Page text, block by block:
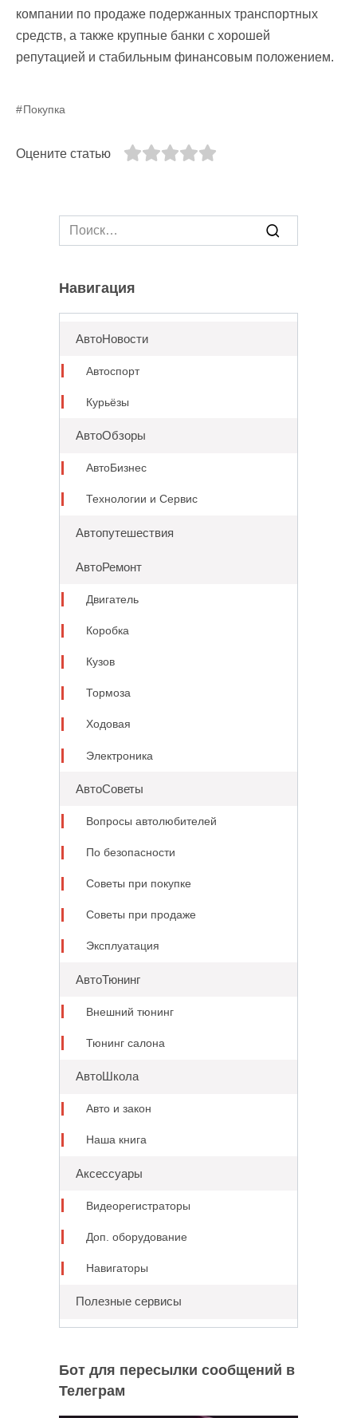
компании по продаже подержанных транспортных
средств, а также крупные банки с хорошей
репутацией и стабильным финансовым положением.
Покупка
Оцените статью
Search
for:
Навигация
АвтоНовости
Автоспорт
Курьёзы
АвтоОбзоры
АвтоБизнес
Технологии и Сервис
Автопутешествия
АвтоРемонт
Двигатель
Коробка
Кузов
Тормоза
Ходовая
Электроника
АвтоСоветы
Вопросы автолюбителей
По безопасности
Советы при покупке
Советы при продаже
Эксплуатация
АвтоТюнинг
Внешний тюнинг
Тюнинг салона
АвтоШкола
Авто и закон
Наша книга
Аксессуары
Видеорегистраторы
Доп. оборудование
Навигаторы
Полезные сервисы
Бот для пересылки сообщений в
Телеграм